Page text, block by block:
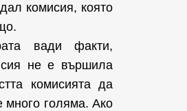
комисия, която
вади факти,
не е вършила
комисията да
много голяма. Ако